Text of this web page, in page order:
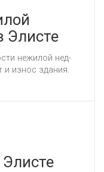
Элисте
не­жи­лой нед­
и из­нос зда­ния.